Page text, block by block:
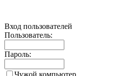
Вход пользователей
Пользователь:
Пароль:
Чужой компьютер